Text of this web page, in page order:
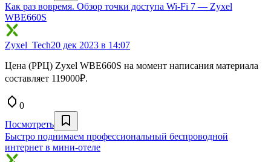
Как раз вовремя. Обзор точки доступа Wi-Fi 7 — Zyxel
WBE660S
Zyxel_Tech20 дек 2023 в 14:07
Цена (РРЦ) Zyxel WBE660S на момент написания материала
составляет 119000₽.
0
Посмотреть
Быстро поднимаем профессиональный беспроводной
интернет в мини-отеле